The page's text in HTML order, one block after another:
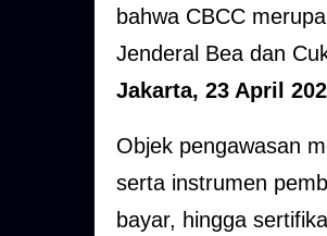
bahwa CBCC
Jenderal Bea dan
Jakarta, 23 April
Objek pengawasan
serta instrumen
bayar, hingga